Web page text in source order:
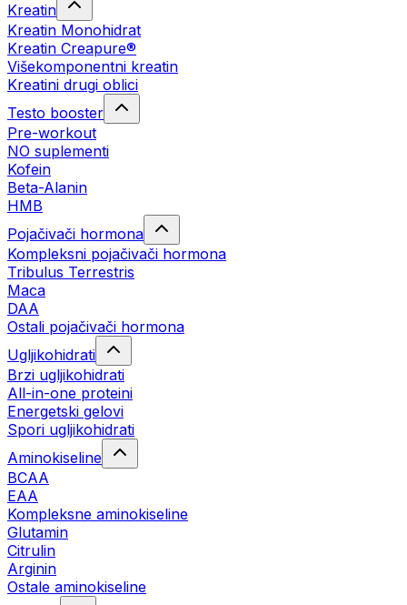
Kreatin
Kreatin Monohidrat
Kreatin Creapure®
Višekomponentni kreatin
Kreatini drugi oblici
Testo booster
Pre-workout
NO suplementi
Kofein
Beta-Alanin
HMB
Pojačivači hormona
Kompleksni pojačivači hormona
Tribulus Terrestris
Maca
DAA
Ostali pojačivači hormona
Ugljikohidrati
Brzi ugljikohidrati
All-in-one proteini
Energetski gelovi
Spori ugljikohidrati
Aminokiseline
BCAA
EAA
Kompleksne aminokiseline
Glutamin
Citrulin
Arginin
Ostale aminokiseline